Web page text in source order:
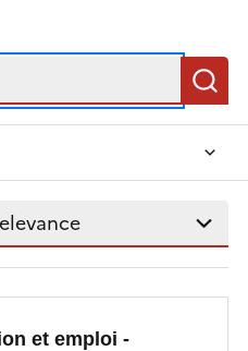
et emploi -